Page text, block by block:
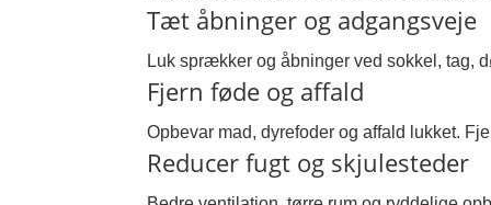
Tæt åbninger og adgangsveje
Luk sprækker og åbninger ved sokkel, tag,
Fjern føde og affald
Opbevar mad, dyrefoder og affald lukket.
Reducer fugt og skjulesteder